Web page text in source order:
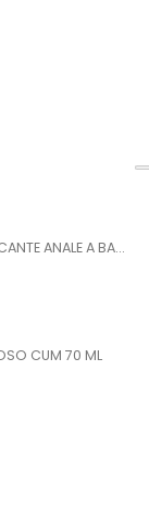
FLESHJACK - FLESHLUBE LUBRIFICANTE ANALE A BASE ACQUA 100 ML
CUM 70 ML